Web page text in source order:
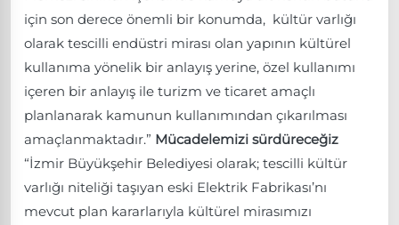
için son derece önemli bir konumda, kültür varlığı
olarak tescilli endüstri mirası olan yapının kültürel
kullanıma yönelik bir anlayış yerine, özel kullanımı
içeren bir anlayış ile turizm ve ticaret amaçlı
planlanarak kamunun kullanımından çıkarılması
amaçlanmaktadır.” Mücadelemizi sürdüreceğiz
“İzmir Büyükşehir Belediyesi olarak; tescilli kültür
varlığı niteliği taşıyan eski Elektrik Fabrikası’nı
mevcut plan kararlarıyla kültürel mirasımızı